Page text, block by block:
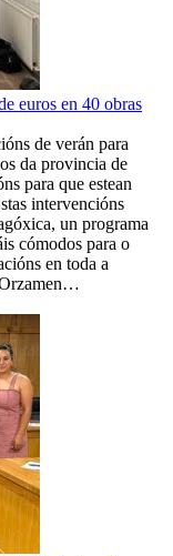
euros en 40 obras
de verán para
da provincia de
para que estean
intervencións
un programa
cómodos para o
en toda a
Orzamen…